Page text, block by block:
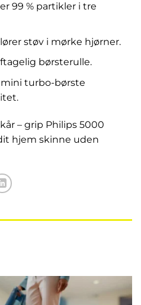
99 % partikler i tre
støv i mørke hjørner.
børsterulle.
turbo-børste
– grip Philips 5000
hjem skinne uden